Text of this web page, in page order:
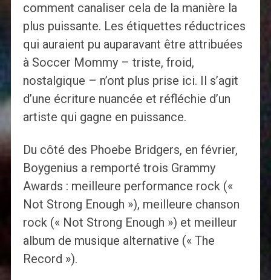
comment canaliser cela de la manière la
plus puissante. Les étiquettes réductrices
qui auraient pu auparavant être attribuées
à Soccer Mommy – triste, froid,
nostalgique – n’ont plus prise ici. Il s’agit
d’une écriture nuancée et réfléchie d’un
artiste qui gagne en puissance.
Du côté des Phoebe Bridgers, en février,
Boygenius a remporté trois Grammy
Awards : meilleure performance rock («
Not Strong Enough »), meilleure chanson
rock (« Not Strong Enough ») et meilleur
album de musique alternative (« The
Record »).